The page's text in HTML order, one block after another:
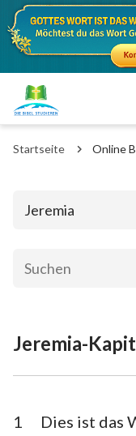
Startseite Online
Jeremia
Das alte
1. Mose
5. Mose
1.Samuel
1. Chronik
Esra
Esther
Jeremia-
1
Dies ist das